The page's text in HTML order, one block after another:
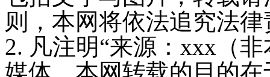
则，本网将依法追究法
2. 凡注明“来源：xxx（
媒体，本网转载的目的